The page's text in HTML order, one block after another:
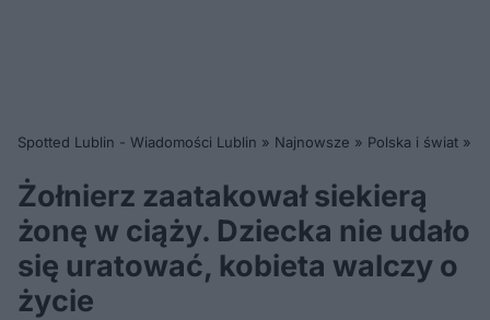
Spotted Lublin - Wiadomości Lublin » Najnowsze » Polska i świat »
Żołnierz zaatakował siekierą
żonę w ciąży. Dziecka nie udało
się uratować, kobieta walczy o
życie